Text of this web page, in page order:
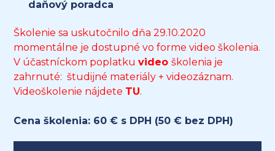
daňový poradca
Školenie sa uskutočnilo dňa 29.10.2020
momentálne je dostupné vo forme video školenia.
V účastníckom poplatkuvideoškolenia je
zahrnuté: študijné materiály + videozáznam.
Videoškolenie nájdete TU.
Cena školenia: 60 € s DPH (50 € bez DPH)